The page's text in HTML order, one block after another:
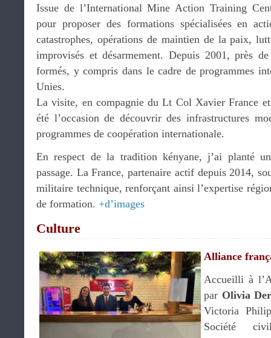
Issue de l’International Mine Action Training
pour proposer des formations spécialisées en
catastrophes, opérations de maintien de la paix,
improvisés et désarmement. Depuis 2001, près
formés, y compris dans le cadre de programmes
Unies.
La visite, en compagnie du Lt Col Xavier France
été l’occasion de découvrir des infrastructures
programmes de coopération internationale.
En respect de la tradition kényane, j’ai planté
passage. La France, partenaire actif depuis 2014,
militaire technique, renforçant ainsi l’expertise
de formation. +d’images
Culture
Alliance
Accueilli à
par Olivia
Victoria
Société